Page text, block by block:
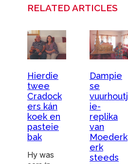
RELATED ARTICLES
Hierdie
twee
Cradock
ers kán
koek en
pasteie
bak
Hy was
Dampie
se
vuurhoutj
ie-
replika
van
Moederk
erk
steeds